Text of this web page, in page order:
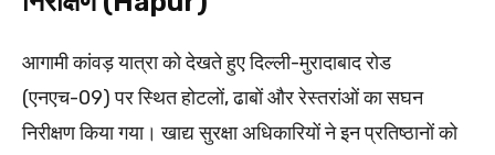
आगामी कांवड़ यात्रा को देखते हुए दिल्ली-मुरादाबाद रोड
(एनएच-09) पर स्थित होटलों, ढाबों और रेस्तरांओं का सघन
निरीक्षण किया गया। खाद्य सुरक्षा अधिकारियों ने इन प्रतिष्ठानों को